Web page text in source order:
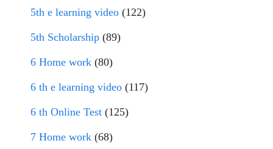
5th e learning video (122)
5th Scholarship (89)
6 Home work (80)
6 th e learning video (117)
6 th Online Test (125)
7 Home work (68)